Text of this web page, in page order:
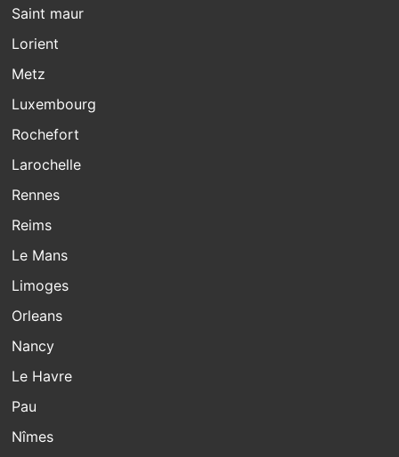
Saint maur
Lorient
Metz
Luxembourg
Rochefort
Larochelle
Rennes
Reims
Le Mans
Limoges
Orleans
Nancy
Le Havre
Pau
Nîmes